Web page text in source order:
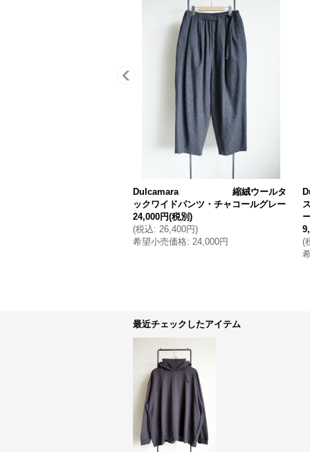
Dulcamara 縮絨ウールタ
ックワイドパンツ・チャコールグレー
24,000円(税別)
(税込: 26,400円)
希望小売価格: 24,000円
(
最近チェックしたアイテム